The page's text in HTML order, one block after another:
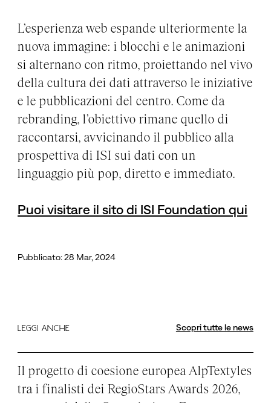
L’esperienza web espande ulteriormente la
nuova immagine: i blocchi e le animazioni
si alternano con ritmo, proiettando nel vivo
della cultura dei dati attraverso le iniziative
e le pubblicazioni del centro. Come da
rebranding, l’obiettivo rimane quello di
raccontarsi, avvicinando il pubblico alla
prospettiva di ISI sui dati con un
linguaggio più pop, diretto e immediato.
Puoi visitare il sito di ISI Foundation qui
Pubblicato: 28 Mar, 2024
LEGGI ANCHE Scopri tutte le news
Il progetto di coesione europea AlpTextyles
tra i finalisti dei RegioStars Awards 2026,